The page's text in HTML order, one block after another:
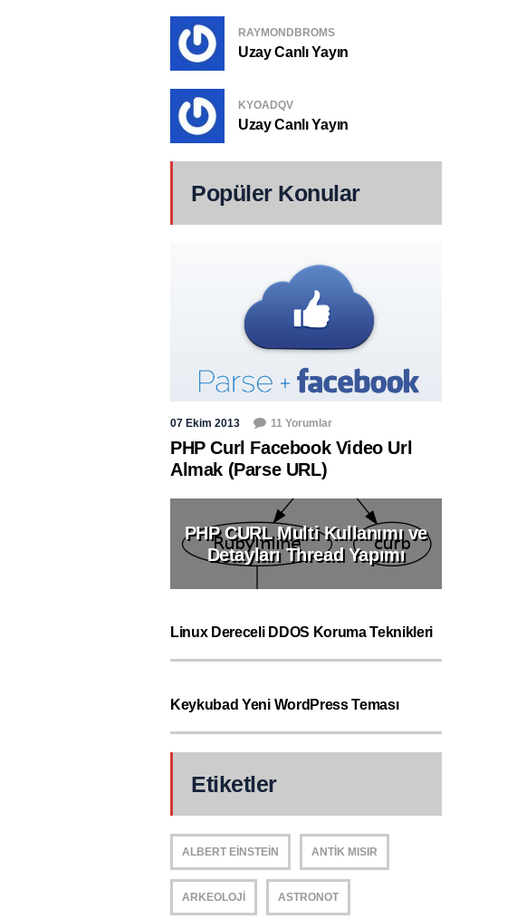
RAYMONDBROMS
Uzay Canlı Yayın
KYOADQV
Uzay Canlı Yayın
Popüler Konular
07 Ekim 2013 11 Yorumlar
PHP Curl Facebook Video Url
Almak (Parse URL)
PHP CURL Multi Kullanımı ve
Detayları Thread Yapımı
Linux Dereceli DDOS Koruma Teknikleri
Keykubad Yeni WordPress Teması
Etiketler
ALBERT EINSTEIN ANTIK MISIR
ARKEOLOJI ASTRONOT